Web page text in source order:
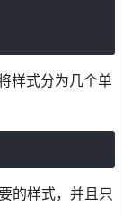
样式分为几个单
的样式，并且只